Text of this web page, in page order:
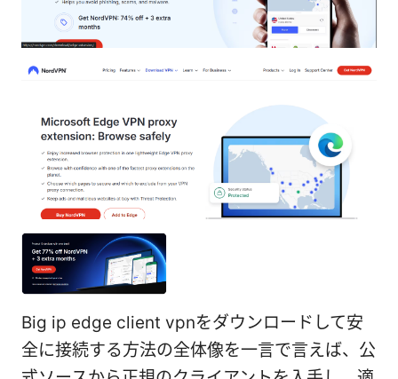
Big ip edge client vpnをダウンロードして安
全に接続する方法の全体像を一言で言えば、公